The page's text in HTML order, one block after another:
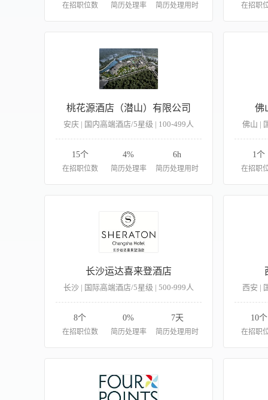
在招职位数 简历处理率 简历处理用时 在招职
桃花源酒店（潜山）有限公司
安庆 | 国内高端酒店/5星级 | 100-499人
15个
在招职位数
4%
简历处理率
6h
简历处理用时
佛
佛山 |
1个
在招职
长沙运达喜来登酒店
长沙 | 国际高端酒店/5星级 | 500-999人
8个
在招职位数
0%
简历处理率
7天
简历处理用时
西安 |
10个
在招职